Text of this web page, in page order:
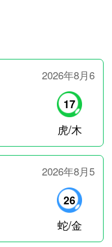
2026年8月6
17
虎/木
2026年8月5
26
蛇/金